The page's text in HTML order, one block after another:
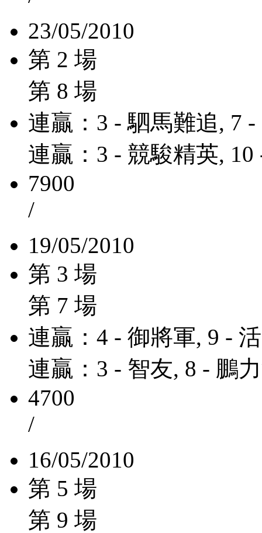
23/05/2010
第 2 場
第 8 場
連贏：3 - 駟馬難追, 7
連贏：3 - 競駿精英, 10
7900
/
19/05/2010
第 3 場
第 7 場
連贏：4 - 御將軍, 9 -
連贏：3 - 智友, 8 - 鵬
4700
/
16/05/2010
第 5 場
第 9 場